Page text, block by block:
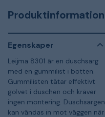
Produktinformation
Egenskaper
Leijma 8301 är en duschsarg
med en gummilist i botten.
Gummilisten tätar effektivt
golvet i duschen och kräver
ingen montering. Duschsargen
kan vändas in mot väggen när